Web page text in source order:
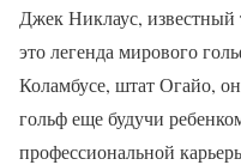
Джек Никлаус, известный
это легенда мирового
Коламбусе, штат Огайо,
гольф еще будучи
профессиональной